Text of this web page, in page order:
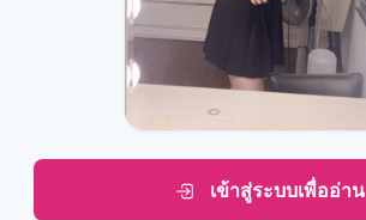
เข้าสู่ระบบเพื่ออ่าน